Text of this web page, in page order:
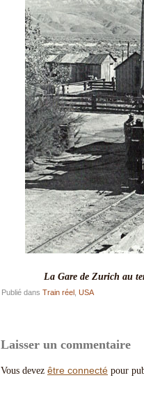
La Gare de Zurich au
Publié dans Train réel USA
Laisser un commentaire
Vous devez être connecté pour